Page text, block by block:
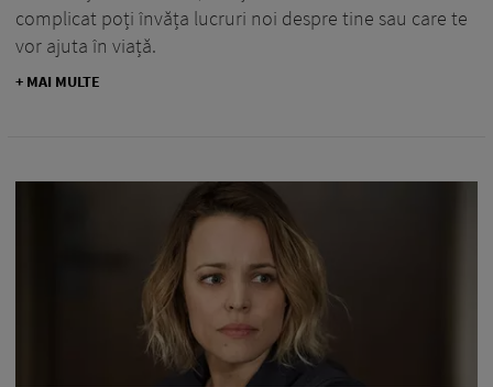
complicat poți învăța lucruri noi despre tine sau care te
vor ajuta în viață.
+ MAI MULTE